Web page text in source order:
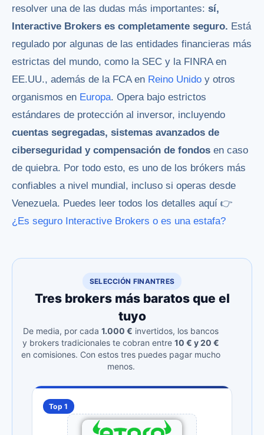
resolver una de las dudas más importantes: sí,
Interactive Brokers es completamente seguro. Está
regulado por algunas de las entidades financieras más
estrictas del mundo, como la SEC y la FINRA en
EE.UU., además de la FCA en Reino Unido y otros
organismos en Europa. Opera bajo estrictos
estándares de protección al inversor, incluyendo
cuentas segregadas, sistemas avanzados de
ciberseguridad y compensación de fondos en caso
de quiebra. Por todo esto, es uno de los brókers más
confiables a nivel mundial, incluso si operas desde
Venezuela. Puedes leer todos los detalles aquí 👉
¿Es seguro Interactive Brokers o es una estafa?
SELECCIÓN FINANTRES
Tres brokers más baratos que el
tuyo
De media, por cada 1.000 € invertidos, los bancos
y brokers tradicionales te cobran entre 10 € y 20 €
en comisiones. Con estos tres puedes pagar mucho
menos.
Top 1